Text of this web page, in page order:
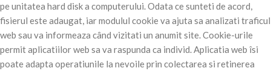
pe unitatea hard disk a computerului. Odata ce sunteti de acord,
fisierul este adaugat, iar modulul cookie va ajuta sa analizati traficul
web sau va informeaza când vizitati un anumit site. Cookie-urile
permit aplicatiilor web sa va raspunda ca individ. Aplicatia web îsi
poate adapta operatiunile la nevoile prin colectarea si retinerea